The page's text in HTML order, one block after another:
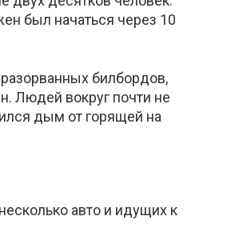
был начаться через 10
билбордов,
Людей вокруг почти не
дым от горящей на
авто и идущих к